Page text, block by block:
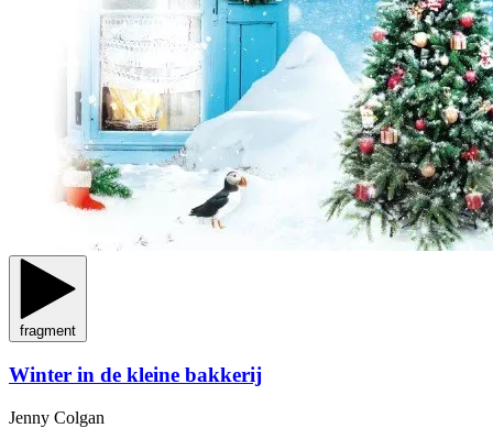
fragment
Winter in de kleine bakkerij
Jenny Colgan